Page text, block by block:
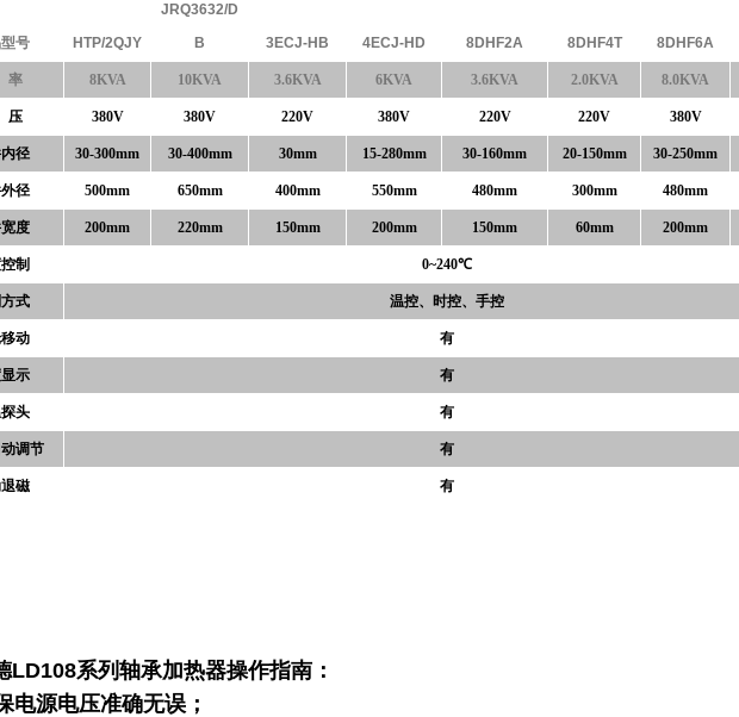
号 HTP/2QJY
JRQ3632/D
B
3ECJ-HB 4ECJ-HD 8DHF2A 8DHF4T 8DHF6A
率 8KVA 10KVA 3.6KVA 6KVA 3.6KVA 2.0KVA 8.0KVA
压 380V 380V 220V 380V 220V 220V 380V
径 30-300mm 30-400mm 30mm 15-280mm 30-160mm 20-150mm 30-250mm
径 500mm 650mm 400mm 550mm 480mm 300mm 480mm
度 200mm 220mm 150mm 200mm 150mm 60mm 200mm
制 0~240℃
式 温控、时控、手控
动 有
示 有
头 有
调节 有
磁 有
系列轴承加热器操作指南 ：
电源电压准确无误；